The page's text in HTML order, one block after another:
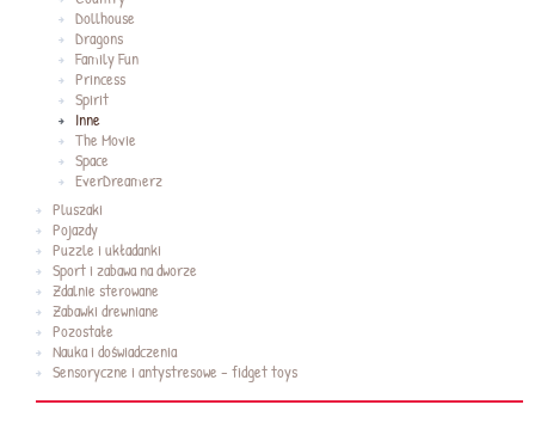
Dollhouse
Dragons
Family Fun
Princess
Spirit
Inne
The Movie
Space
EverDreamerz
Pluszaki
Pojazdy
Puzzle i układanki
Sport i zabawa na dworze
Zdalnie sterowane
Zabawki drewniane
Pozostałe
Nauka i doświadczenia
Sensoryczne i antystresowe - fidget toys